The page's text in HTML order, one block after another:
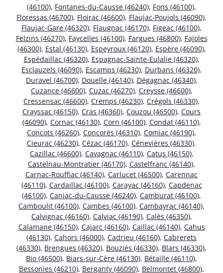
(46100), Fontanes-du-Causse (46240), Fons (46100),
Floressas (46700), Floirac (46600), Flaujac-Poujols (46090),
Flaujac-Gare (46320), Flaugnac (46170), Figeac (46100),
Felzins (46270), Faycelles (46100), Fargues (46800), Fajoles
(46300), Estal (46130), Espeyroux (46120), Espère (46090),
Espédaillac (46320), Espagnac-Sainte-Eulalie (46320),
Esclauzels (46090), Escamps (46230), Durbans (46320),
Duravel (46700), Douelle (46140), Dégagnac (46340),
Cuzance (46600), Cuzac (46270), Creysse (46600),
Cressensac (46600), Cremps (46230), Crégols (46330),
Crayssac (46150), Cras (46360), Couzou (46500), Cours
(46090), Cornac (46130), Corn (46100), Condat (46110),
Concots (46260), Concorès (46310), Comiac (46190),
Cieurac (46230), Cézac (46170), Cénevières (46330),
Cazillac (46600), Cavagnac (46110), Catus (46150),
Castelnau-Montratier (46170), Castelfranc (46140),
Carnac-Rouffiac (46140), Carlucet (46500), Carennac
(46110), Cardaillac (46100), Carayac (46160), Capdenac
(46100), Caniac-du-Causse (46240), Camburat (46100),
Camboulit (46100), Cambes (46100), Cambayrac (46140),
Calvignac (46160), Calviac (46190), Calès (46350),
Calamane (46150), Cajarc (46160), Caillac (46140), Cahus
(46130), Cahors (46000), Cadrieu (46160), Cabrerets
(46330), Brengues (46320), Bouziès (46330), Blars (46330),
Bio (46500), Biars-sur-Cère (46130), Bétaille (46110),
Bessonies (46210), Berganty (46090), Belmontet (46800),